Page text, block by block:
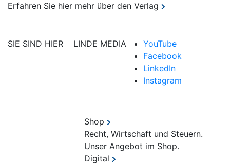
Erfahren Sie hier mehr über den Verlag
SIE SIND HIER LINDE MEDIA
YouTube
Facebook
LinkedIn
Instagram
Shop
Recht, Wirtschaft und Steuern.
Unser Angebot im Shop.
Digital